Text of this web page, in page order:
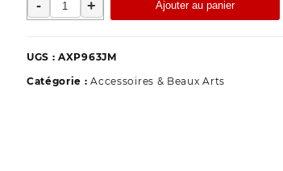
-
de
presse
+ Ajouter au panier
UGS :AXP963JM
Catégorie :Accessoires & Beaux Arts